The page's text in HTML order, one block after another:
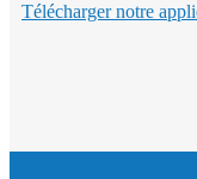
Télécharger notre